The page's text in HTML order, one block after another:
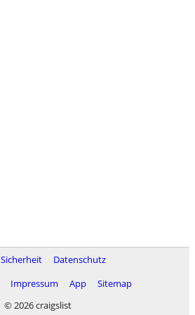
Sicherheit
Datenschutz
Impressum App
Sitemap
© 2026 craigslist